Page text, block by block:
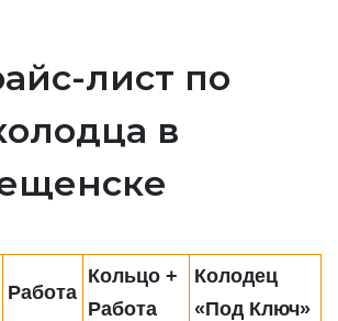
лист по
в
Работа
Кольцо +
Работа
Колодец
«Под Ключ»